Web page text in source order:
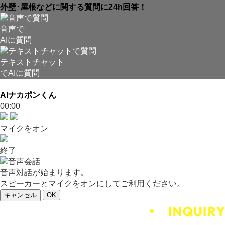
外壁･屋根などに関する質問に24h回答！
音声で
AIに質問
テキストチャット
でAIに質問
AIナカポンくん
00:00
マイクをオン
終了
音声対話が始まります。
スピーカーとマイクをオンにしてご利用ください。
キャンセル OK